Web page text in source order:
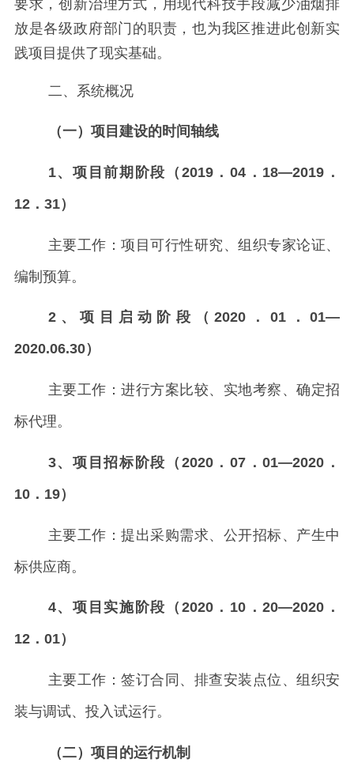
要求，创新治理方式，用现代科技手段减少油烟排
放是各级政府部门的职责，也为我区推进此创新实
践项目提供了现实基础。
二、系统概况
（一）项目建设的时间轴线
1、项目前期阶段（2019．04．18—2019．
12．31）
主要工作：项目可行性研究、组织专家论证、
编制预算。
2、项目启动阶段（2020．01．01—
2020.06.30）
主要工作：进行方案比较、实地考察、确定招
标代理。
3、项目招标阶段（2020．07．01—2020．
10．19）
主要工作：提出采购需求、公开招标、产生中
标供应商。
4、项目实施阶段（2020．10．20—2020．
12．01）
主要工作：签订合同、排查安装点位、组织安
装与调试、投入试运行。
（二）项目的运行机制